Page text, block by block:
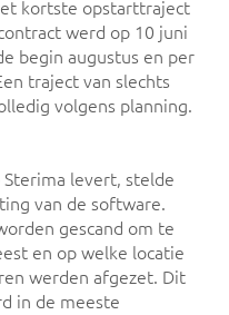
kortste opstarttraject
werd op 10 juni
begin augustus en per
traject van slechts
volgens planning.
levert, stelde
van de software.
gescand om te
en op welke locatie
werden afgezet. Dit
in de meeste